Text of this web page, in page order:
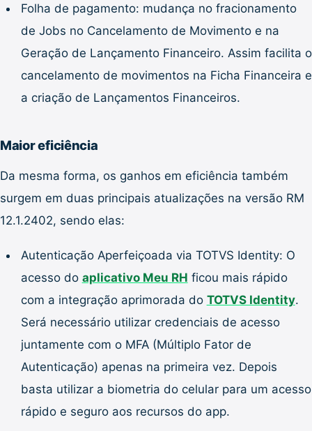
Folha de pagamento: mudança no fracionamento
de Jobs no Cancelamento de Movimento e na
Geração de Lançamento Financeiro. Assim facilita o
cancelamento de movimentos na Ficha Financeira e
a criação de Lançamentos Financeiros.
Maior eficiência
Da mesma forma, os ganhos em eficiência também
surgem em duas principais atualizações na versão RM
12.1.2402, sendo elas:
Autenticação Aperfeiçoada via TOTVS Identity: O
acesso do aplicativo Meu RH ficou mais rápido
com a integração aprimorada do TOTVS Identity.
Será necessário utilizar credenciais de acesso
juntamente com o MFA (Múltiplo Fator de
Autenticação) apenas na primeira vez. Depois
basta utilizar a biometria do celular para um acesso
rápido e seguro aos recursos do app.